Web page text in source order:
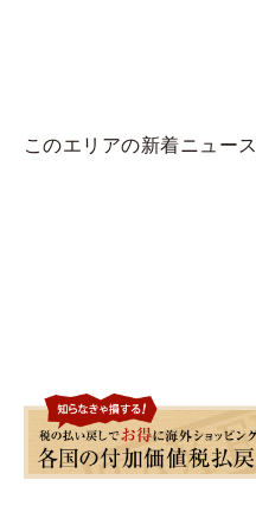
このエリアの新着ニュース